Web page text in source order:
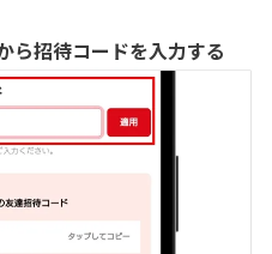
ら招待コードを入力する